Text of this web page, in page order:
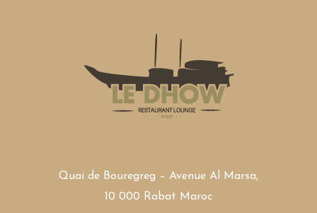
Quai de Bouregreg – Avenue Al Marsa,
10 000 Rabat Maroc